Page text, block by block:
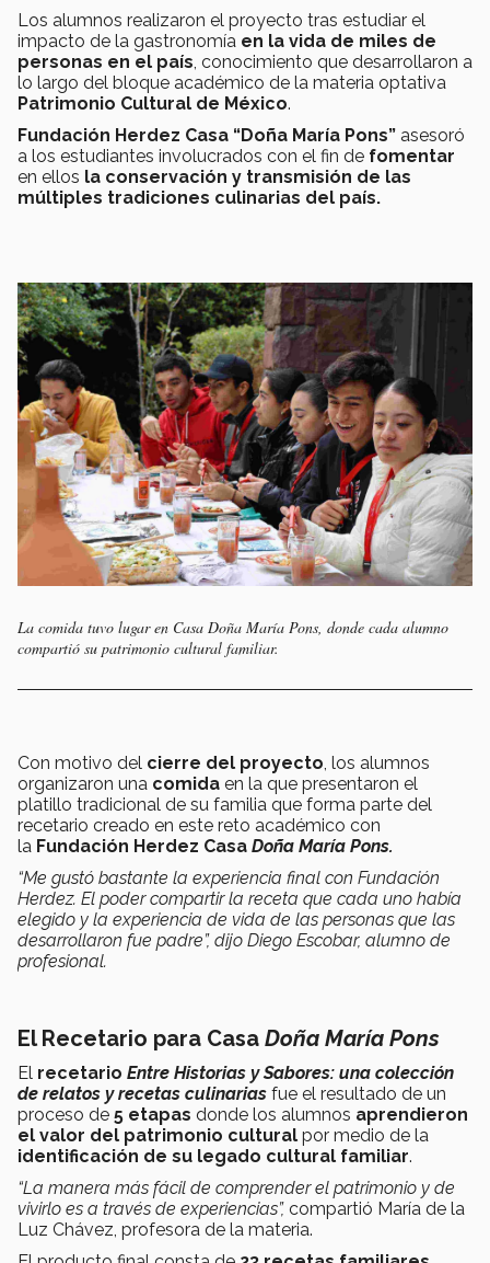
Los alumnos realizaron el proyecto tras estudiar el
impacto de la gastronomía en la vida de miles de
personas en el país , conocimiento que desarrollaron a
lo largo del bloque académico de la materia optativa
Patrimonio Cultural de México.
Fundación Herdez Casa “Doña María Pons” asesoró
a los estudiantes involucrados con el fin de fomentar
en ellos la conservación y transmisión de las
múltiples tradiciones culinarias del país.
La comida tuvo lugar en Casa Doña María Pons, donde cada alumno
compartió su patrimonio cultural familiar.
Con motivo del cierre del proyecto, los alumnos
organizaron una comida en la que presentaron el
platillo tradicional de su familia que forma parte del
recetario creado en este reto académico con
la Fundación Herdez Casa Doña María Pons.
“Me gustó bastante la experiencia final con Fundación
Herdez. El poder compartir la receta que cada uno había
elegido y la experiencia de vida de las personas que las
desarrollaron fue padre”, dijo Diego Escobar, alumno de
profesional.
El Recetario para Casa Doña María Pons
El recetario Entre Historias y Sabores: una colección
de relatos y recetas culinarias fue el resultado de un
proceso de 5 etapas donde los alumnos aprendieron
el valor del patrimonio cultural por medio de la
identificación de su legado cultural familiar.
“La manera más fácil de comprender el patrimonio y de
vivirlo es a través de experiencias”, compartió María de la
Luz Chávez, profesora de la materia.